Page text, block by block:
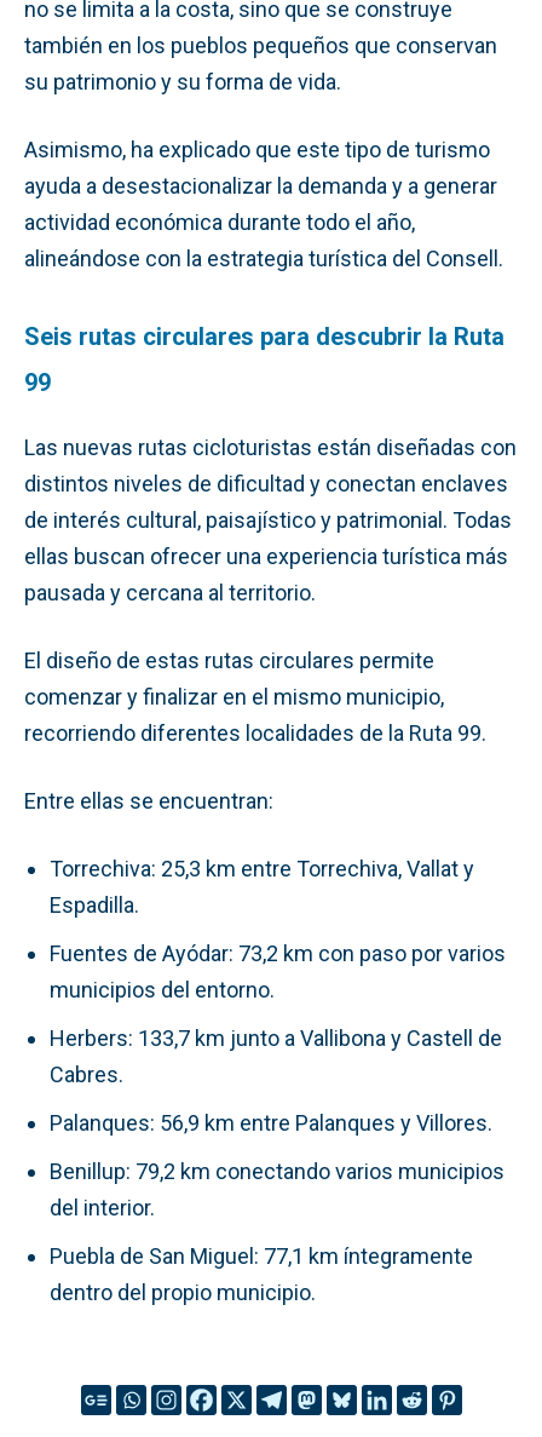
no se limita a la costa, sino que se construye
también en los pueblos pequeños que conservan
su patrimonio y su forma de vida.
Asimismo, ha explicado que este tipo de turismo
ayuda a desestacionalizar la demanda y a generar
actividad económica durante todo el año,
alineándose con la estrategia turística del Consell.
Seis rutas circulares para descubrir la Ruta
99
Las nuevas rutas cicloturistas están diseñadas con
distintos niveles de dificultad y conectan enclaves
de interés cultural, paisajístico y patrimonial. Todas
ellas buscan ofrecer una experiencia turística más
pausada y cercana al territorio.
El diseño de estas rutas circulares permite
comenzar y finalizar en el mismo municipio,
recorriendo diferentes localidades de la Ruta 99.
Entre ellas se encuentran:
Torrechiva: 25,3 km entre Torrechiva, Vallat y
Espadilla.
Fuentes de Ayódar: 73,2 km con paso por varios
municipios del entorno.
Herbers: 133,7 km junto a Vallibona y Castell de
Cabres.
Palanques: 56,9 km entre Palanques y Villores.
Benillup: 79,2 km conectando varios municipios
del interior.
Puebla de San Miguel: 77,1 km íntegramente
dentro del propio municipio.